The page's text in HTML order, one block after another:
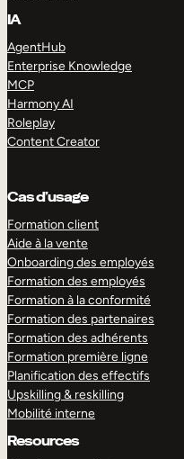
IA
AgentHub
Enterprise Knowledge
MCP
Harmony AI
Roleplay
Content Creator
Cas d’usage
Formation client
Aide à la vente
Onboarding des employés
Formation des employés
Formation à la conformité
Formation des partenaires
Formation des adhérents
Formation première ligne
Planification des effectifs
Upskilling & reskilling
Mobilité interne
Resources